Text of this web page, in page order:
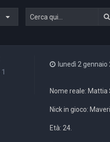
1
lunedì 2 gennaio
Nome reale: Mattia
Nick in gioco:
Età: 24.